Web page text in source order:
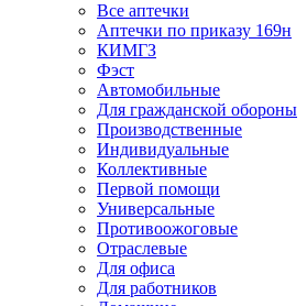
Все аптечки
Аптечки по приказу 169н
КИМГЗ
Фэст
Автомобильные
Для гражданской обороны
Производственные
Индивидуальные
Коллективные
Первой помощи
Универсальные
Противоожоговые
Отраслевые
Для офиса
Для работников